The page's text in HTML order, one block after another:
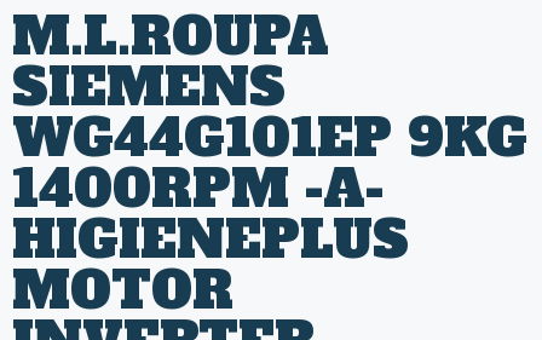
M.L.ROUPA
SIEMENS
WG44G101EP 9KG
1400RPM -A-
HIGIENEPLUS
MOTOR